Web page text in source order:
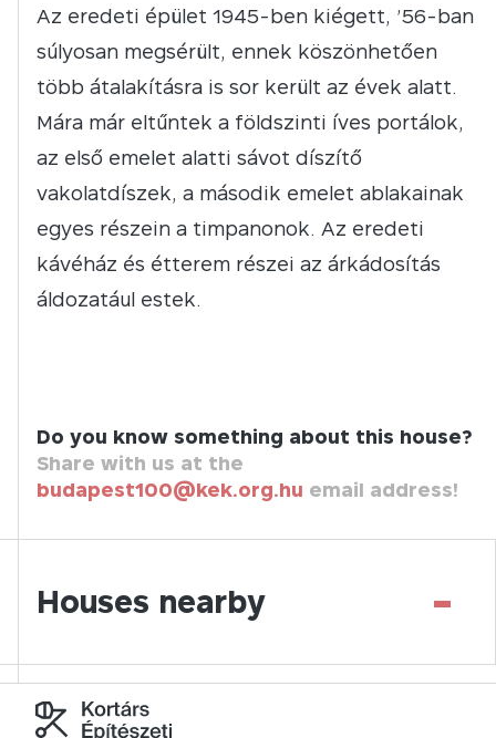
Az eredeti épület 1945-ben kiégett, ’56-ban
súlyosan megsérült, ennek köszönhetően
több átalakításra is sor került az évek alatt.
Mára már eltűntek a földszinti íves portálok,
az első emelet alatti sávot díszítő
vakolatdíszek, a második emelet ablakainak
egyes részein a timpanonok. Az eredeti
kávéház és étterem részei az árkádosítás
áldozatául estek.
Do you know something about this house?
Share with us at the
budapest100@kek.org.hu email address!
Houses nearby -